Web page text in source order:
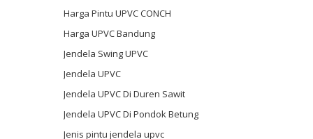
Harga Pintu UPVC CONCH
Harga UPVC Bandung
Jendela Swing UPVC
Jendela UPVC
Jendela UPVC Di Duren Sawit
Jendela UPVC Di Pondok Betung
Jenis pintu jendela upvc